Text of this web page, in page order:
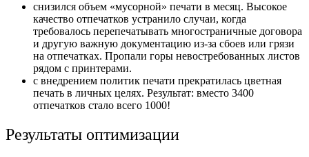
снизился объем «мусорной» печати в месяц. Высокое
качество отпечатков устранило случаи, когда
требовалось перепечатывать многостраничные договора
и другую важную документацию из-за сбоев или грязи
на отпечатках. Пропали горы невостребованных листов
рядом с принтерами.
с внедрением политик печати прекратилась цветная
печать в личных целях. Результат: вместо 3400
отпечатков стало всего 1000!
Результаты оптимизации